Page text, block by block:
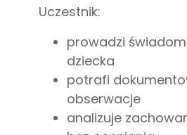
Uczestnik:
prowadzi
dziecka
potrafi
obserwacje
analizuje